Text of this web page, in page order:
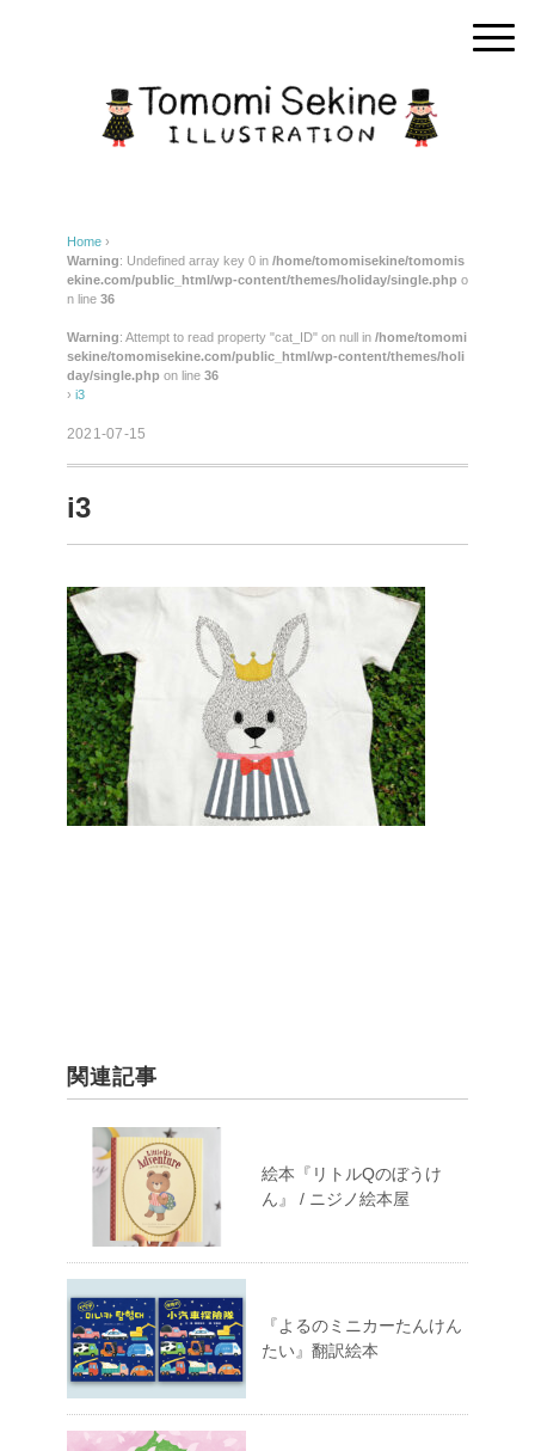
Home ›
Warning: Undefined array key 0 in /home/tomomisekine/tomomis
ekine.com/public_html/wp-content/themes/holiday/single.php o
n line 36
Warning: Attempt to read property "cat_ID" on null in /home/tomomi
sekine/tomomisekine.com/public_html/wp-content/themes/holi
day/single.php on line 36
› i3
2021-07-15
i3
関連記事
絵本『リトルQのぼうけ
ん』 / ニジノ絵本屋
『よるのミニカーたんけん
たい』翻訳絵本